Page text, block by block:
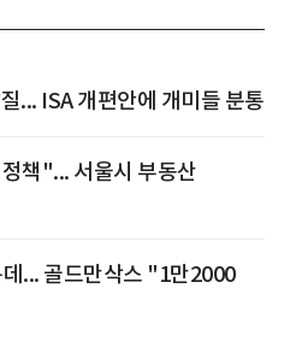
... ISA 개편안에 개미들 분통
책"... 서울시 부동산
... 골드만삭스 "1만2000